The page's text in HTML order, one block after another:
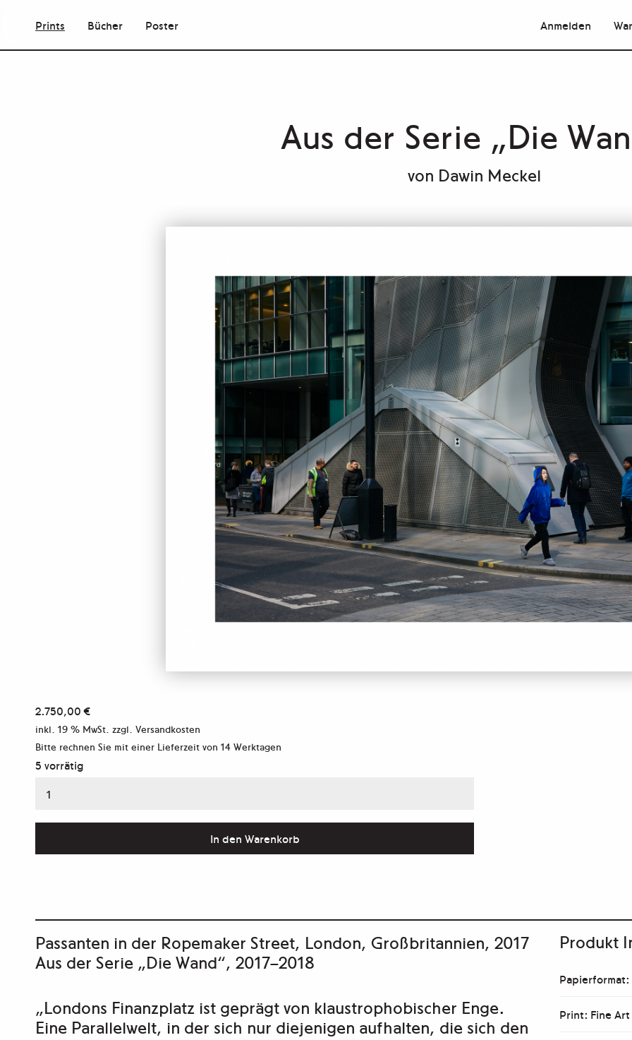
Prints Bücher Poster Anmelden
Aus der Serie „Die
von Dawin Meckel
2.750,00€
inkl. 19 % MwSt. zzgl. Versandkosten
Bitte rechnen Sie mit einer Lieferzeit von 14 Werktagen
5 vorrätig
Aus
„Die
In den Warenkorb
Passanten in der Ropemaker Street, London, Großbritannien, 2017
Aus der Serie „Die Wand“, 2017–2018
„Londons Finanzplatz ist geprägt von klaustrophobischer Enge.
Eine Parallelwelt, in der sich nur diejenigen aufhalten, die sich den
Produkt
Papierformat:
Print: Fine